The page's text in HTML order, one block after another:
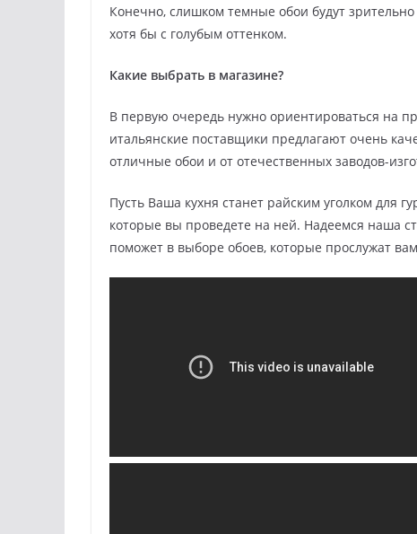
Конечно, слишком темные обои будут
хотя бы с голубым оттенком.
Какие выбрать в магазине?
В первую очередь нужно ориентироваться на
итальянские поставщики предлагают очень
отличные обои и от отечественных заводов-
Пусть Ваша кухня станет райским уголком для
которые вы проведете на ней. Надеемся наша
поможет в выборе обоев, которые прослужат